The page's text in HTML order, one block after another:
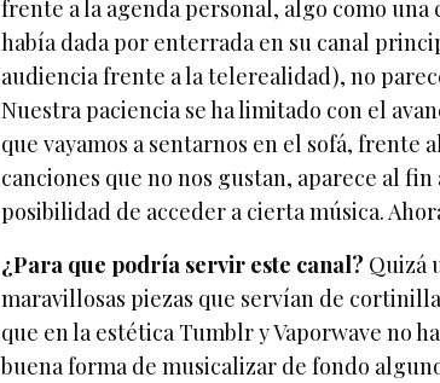
frente a la agenda personal, algo como una
había dada por enterrada en su canal
audiencia frente a la telerealidad), no
Nuestra paciencia se ha limitado con el
que vayamos a sentarnos en el sofá, frente
canciones que no nos gustan, aparece al
posibilidad de acceder a cierta música.
¿Para que podría servir este canal? Quizá
maravillosas piezas que servían de
que en la estética Tumblr y Vaporwave no
buena forma de musicalizar de fondo